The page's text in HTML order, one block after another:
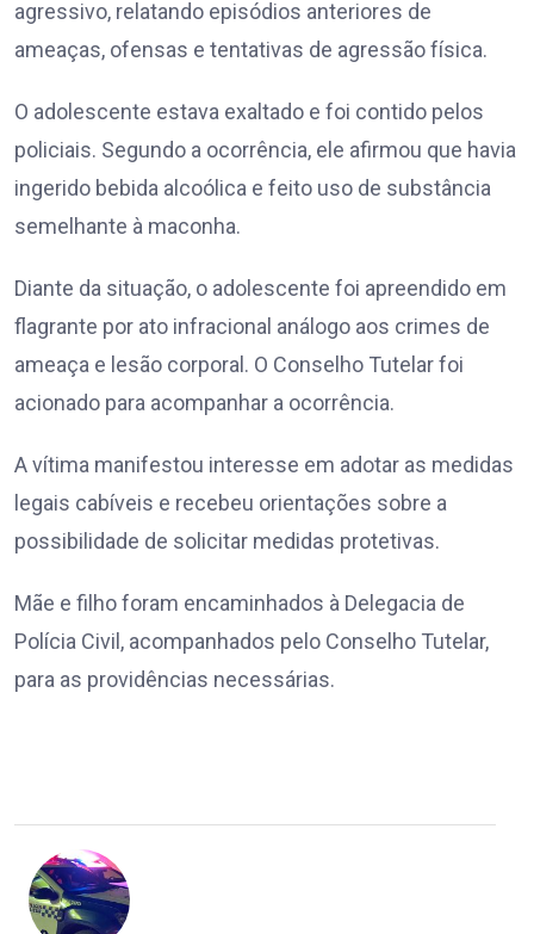
agressivo, relatando episódios anteriores de
ameaças, ofensas e tentativas de agressão física.
O adolescente estava exaltado e foi contido pelos
policiais. Segundo a ocorrência, ele afirmou que havia
ingerido bebida alcoólica e feito uso de substância
semelhante à maconha.
Diante da situação, o adolescente foi apreendido em
flagrante por ato infracional análogo aos crimes de
ameaça e lesão corporal. O Conselho Tutelar foi
acionado para acompanhar a ocorrência.
A vítima manifestou interesse em adotar as medidas
legais cabíveis e recebeu orientações sobre a
possibilidade de solicitar medidas protetivas.
Mãe e filho foram encaminhados à Delegacia de
Polícia Civil, acompanhados pelo Conselho Tutelar,
para as providências necessárias.